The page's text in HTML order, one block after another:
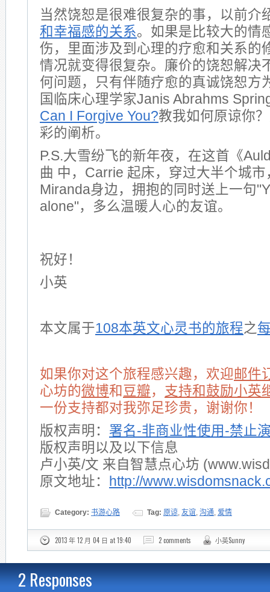
当然饶恕是很难很复杂的事，以前介
和幸福感的关系。如果是比较大的情
伤，里面涉及到心理的疗愈和关系的
情况就变得很复杂。廉价的饶恕解决
何问题，只有伴随疗愈的真诚饶恕方
国临床心理学家Janis Abrahms
Can I Forgive You?教我如何原谅你
彩的阐析。
P.S.大雪纷飞的新年夜，在这首《
曲 中，Carrie 起床，穿过大半个城
Miranda身边，拥抱的同时送上一句
alone"，多么温暖人心的友谊。
祝好！
小英
本文属于108本英文心灵书的旅程之
如果你对这个旅程感兴趣，欢迎邮件
心坊的微博和 豆瓣， 支持和鼓励小英
一份支持都对我弥足珍贵，谢谢你！
版权声明： 署名-非商业性使用-禁止
版权声明以及以下信息
卢小英/文 来自智慧点心坊
原文地址：
http://
Category: 书游心路 Tag: 原谅, 友谊, 沟通, 爱情
2013 年 12 月 04 日 at 19:40 2 comments 小英Sunny
2 Responses